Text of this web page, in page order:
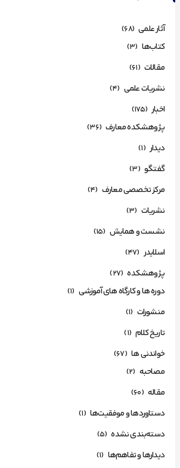
آثار علمی (68)
کتاب‌ها (3)
مقالات (61)
نشریات علمی (4)
اخبار (175)
پژوهشکده معارف (36)
دیدار (1)
گفتگو (3)
مرکز تخصصی معارف (4)
نشریات (3)
نشست و همایش (15)
اسلایدر (47)
پژوهشکده (27)
دوره ها و کارگاه های آموزشی (1)
منشورات (1)
تاریخ کلام (1)
خواندنی ها (67)
مصاحبه (2)
مقاله (60)
دستاوردها و موفقیت‌ها (1)
دسته‌بندی نشده (5)
دیدارها و تفاهم‌ها (1)